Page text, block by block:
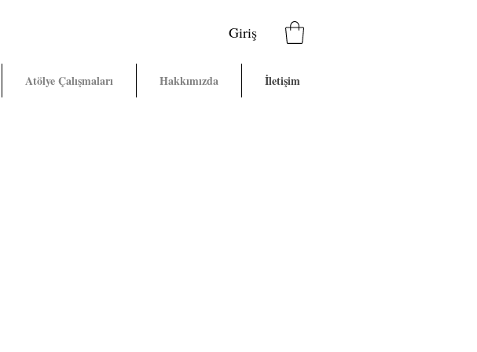
Giriş
Atölye Çalışmaları Hakkımızda İletişim